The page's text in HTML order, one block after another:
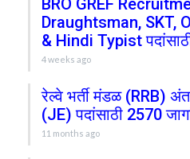
Draughtsman, SKT,
& Hindi Typist
4 weeks ago
रेल्वे भर्ती मंडळ (RRB)
(JE) पदांसाठी 2570
11 months ago